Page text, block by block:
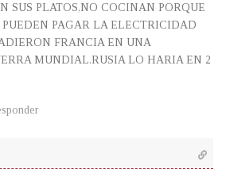
SUS PLATOS,NO COCINAN PORQUE
PAGAR LA ELECTRICIDAD
FRANCIA EN UNA
MUNDIAL.RUSIA LO HARIA EN 2